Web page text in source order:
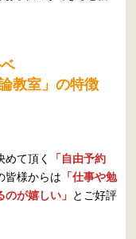
教室」の特徴
て頂く
「自由予約
皆様からは 「仕事や勉
が嬉しい」 とご好評